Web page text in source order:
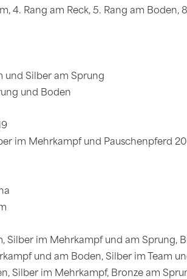
4. Rang am Reck, 5. Rang am Boden,
und Silber am Sprung
und Boden
im Mehrkampf und Pauschenpferd
Silber im Mehrkampf und am Sprung,
und am Boden, Silber im Team
Silber im Mehrkampf, Bronze am